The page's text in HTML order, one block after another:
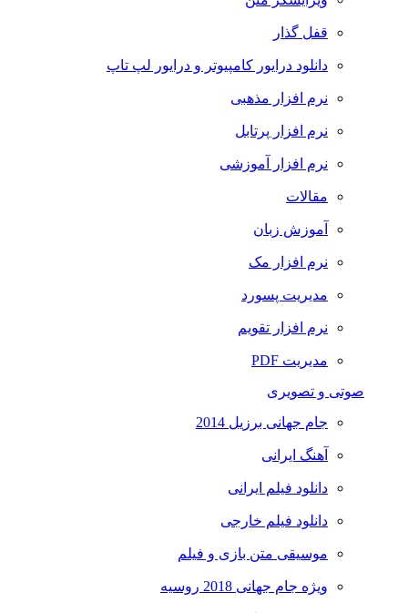
قفل گذار
دانلود درایور کامپیوتر و درایور لپ تاپ
نرم افزار مذهبی
نرم افزار پرتابل
نرم افزار آموزشی
مقالات
آموزش زبان
نرم افزار مک
مدیریت پسورد
نرم افزار تقویم
مدیریت PDF
صوتی و تصویری
جام جهانی برزیل 2014
آهنگ ایرانی
دانلود فیلم ایرانی
دانلود فیلم خارجی
موسیقی متن بازی و فیلم
ویژه جام جهانی 2018 روسیه